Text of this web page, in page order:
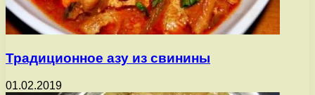
Традиционное азу из свинины
01.02.2019